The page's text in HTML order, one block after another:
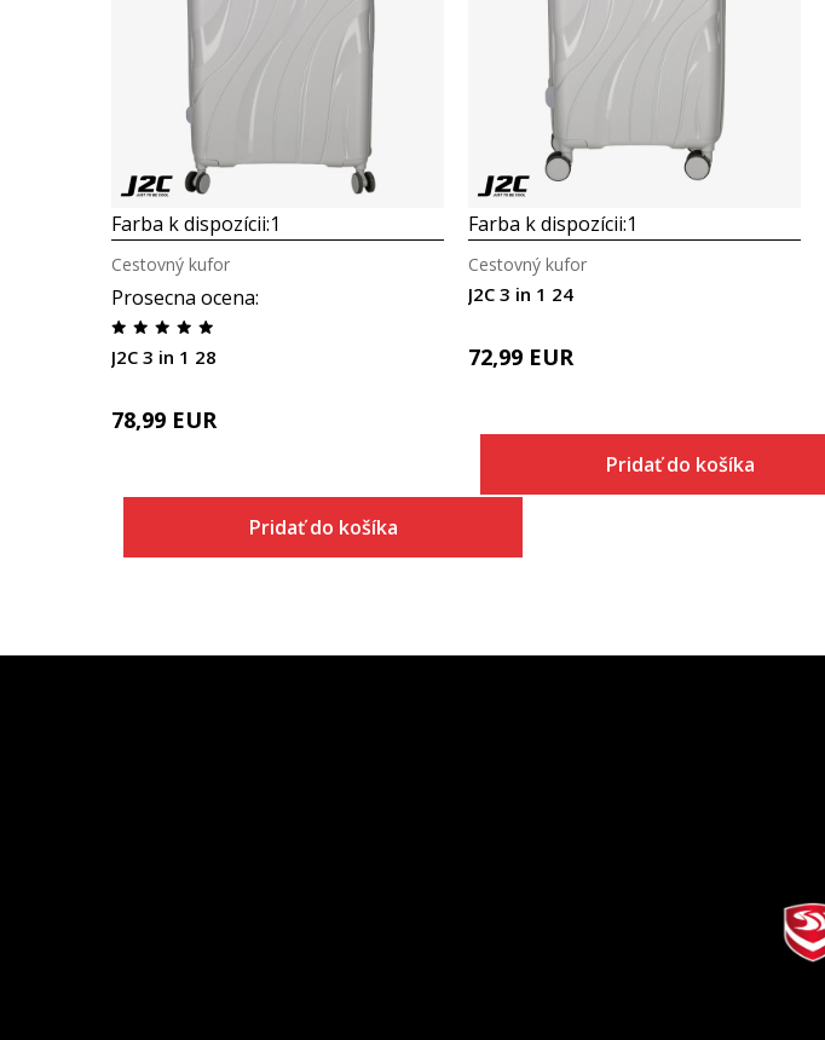
Farba k dispozícii:1
Prosecna ocena:
J2C 3 in 1 28
Cestovný kufor
78,99 EUR
Pridať do košíka
Farba k dispozícii:1
J2C 3 in 1 24
Cestovný kufor
72,99 EUR
Pridať do košíka